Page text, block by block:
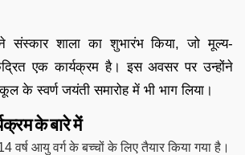
संस्कार शाला का शुभारंभ किया, जो मूल्य-
एक कार्यक्रम है। इस अवसर पर उन्होंने
के स्वर्ण जयंती समारोह में भी भाग लिया।
के बारे में
वर्ष आयु वर्ग के बच्चों के लिए तैयार किया गया है।